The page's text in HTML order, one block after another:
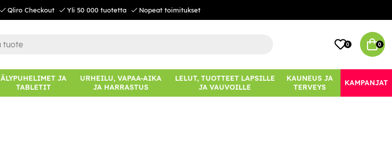
Qliro Checkout Yli 50 000 tuotetta Nopeat toimitukset
0 0
ÄLYPUHELIMET JA
TABLETIT
URHEILU, VAPAA-AIKA
JA HARRASTUS
LELUT, TUOTTEET LAPSILLE
JA VAUVOILLE
KAUNEUS JA
TERVEYS
KAMPANJAT